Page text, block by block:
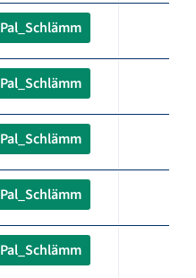
Pal_Schlämm
Pal_Schlämm
Pal_Schlämm
Pal_Schlämm
Pal_Schlämm